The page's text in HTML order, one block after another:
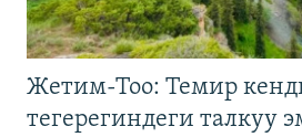
Жетим-Тоо: Темир
тегерегиндеги талкуу